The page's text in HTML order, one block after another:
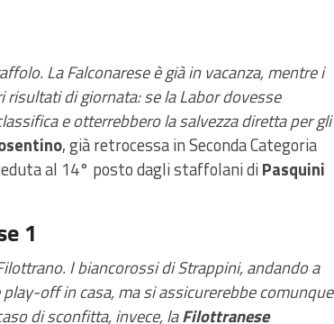
La Falconarese è già in vacanza, mentre i
di giornata: se la Labor dovesse
e otterrebbero la salvezza diretta per gli
, già retrocessa in Seconda Categoria
al 14° posto dagli staffolani diPasquini
1
I biancorossi di Strappini, andando a
off in casa, ma si assicurerebbe comunque
di sconfitta, invece, laFilottranese